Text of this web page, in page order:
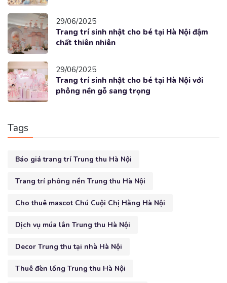
29/06/2025
Trang trí sinh nhật cho bé tại Hà Nội đậm
chất thiên nhiên
29/06/2025
Trang trí sinh nhật cho bé tại Hà Nội với
phông nền gỗ sang trọng
Tags
Báo giá trang trí Trung thu Hà Nội
Trang trí phông nền Trung thu Hà Nội
Cho thuê mascot Chú Cuội Chị Hằng Hà Nội
Dịch vụ múa lân Trung thu Hà Nội
Decor Trung thu tại nhà Hà Nội
Thuê đèn lồng Trung thu Hà Nội